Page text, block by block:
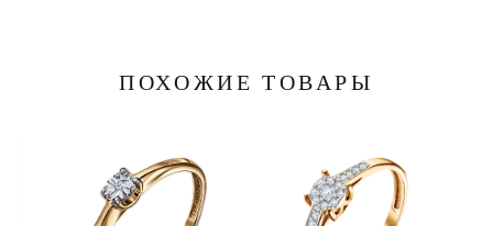
ПОХОЖИЕ ТОВАРЫ